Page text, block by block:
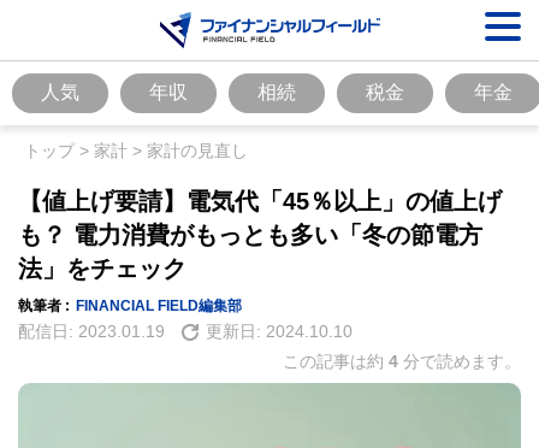
人気 年収 相続 税金 年金
トップ> 家計 > 家計の見直し
【値上げ要請】電気代「45％以上」の値上げ
も？ 電力消費がもっとも多い「冬の節電方
法」をチェック
執筆者 : FINANCIAL FIELD編集部
配信日: 2023.01.19 更新日: 2024.10.10
この記事は約 4 分で読めます。